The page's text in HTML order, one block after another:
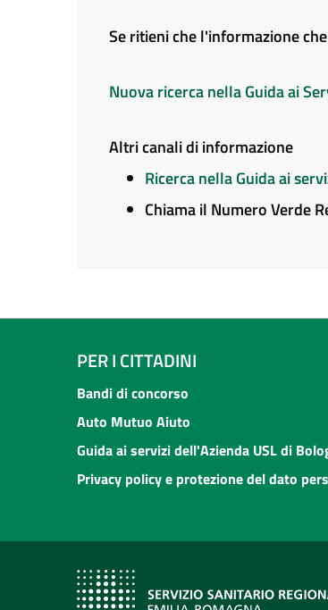
Se ritieni che l'informazione
Nuova ricerca nella Guida ai
Altri canali di informazione
Ricerca nella Guida ai
Chiama il Numero Verde
PER I CITTADINI
Bandi di concorso
Auto Mutuo Aiuto
Guida ai servizi dell'Azienda USL di
Privacy policy e protezione del dato